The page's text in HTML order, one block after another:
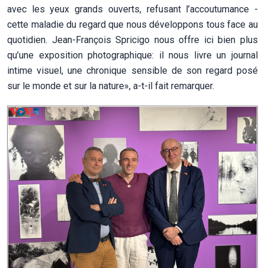
avec les yeux grands ouverts, refusant l’accoutumance -
cette maladie du regard que nous développons tous face au
quotidien. Jean-François Spricigo nous offre ici bien plus
qu’une exposition photographique: il nous livre un journal
intime visuel, une chronique sensible de son regard posé
sur le monde et sur la nature», a-t-il fait remarquer.